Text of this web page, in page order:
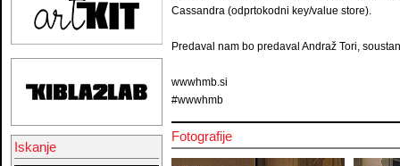
Iskanje
Cassandra (odprtokodni key/value store).
Predaval nam bo predaval Andraž Tori,
wwwhmb.si
#wwwhmb
Fotografije